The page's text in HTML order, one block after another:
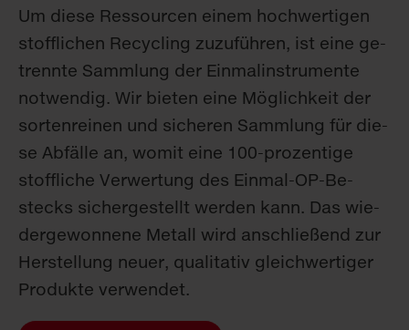
Um die­se Res­sour­cen ei­nem hoch­wer­ti­gen
stoff­li­chen Re­cy­cling zu­zu­füh­ren, ist ei­ne ge­
trenn­te Samm­lung der Ein­mal­in­stru­men­te
not­wen­dig. Wir bie­ten ei­ne Mög­lich­keit der
sor­ten­rei­nen und si­che­ren Samm­lung für die­
se Ab­fäl­le an, wo­mit ei­ne 100-pro­zen­ti­ge
stoff­li­che Ver­wer­tung des Ein­mal-OP-Be­
stecks si­cher­ge­stellt wer­den kann. Das wie­
der­ge­won­ne­ne Me­tall wird an­schlie­ßend zur
Her­stel­lung neu­er, qua­li­ta­tiv gleich­wer­ti­ger
Pro­duk­te ver­wen­det.